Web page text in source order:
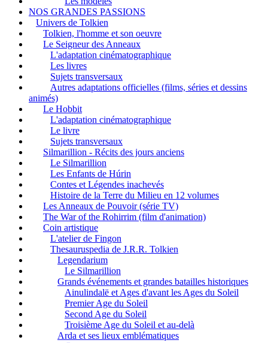
NOS GRANDES PASSIONS
Univers de Tolkien
Tolkien, l'homme et son oeuvre
Le Seigneur des Anneaux
L'adaptation cinématographique
Les livres
Sujets transversaux
Autres adaptations officielles (films, séries et dessins
animés)
Le Hobbit
L'adaptation cinématographique
Le livre
Sujets transversaux
Silmarillion - Récits des jours anciens
Le Silmarillion
Les Enfants de Húrin
Contes et Légendes inachevés
Histoire de la Terre du Milieu en 12 volumes
Les Anneaux de Pouvoir (série TV)
The War of the Rohirrim (film d'animation)
Coin artistique
L'atelier de Fingon
Thesauruspedia de J.R.R. Tolkien
Legendarium
Le Silmarillion
Grands événements et grandes batailles historiques
Ainulindalë et Ages d'avant les Ages du Soleil
Premier Age du Soleil
Second Age du Soleil
Troisième Age du Soleil et au-delà
Arda et ses lieux emblématiques